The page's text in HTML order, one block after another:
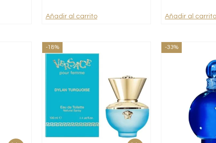
Añadir al carrito Añadir al carrito
-18% -33%